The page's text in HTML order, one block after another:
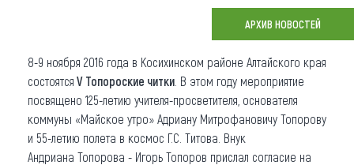
О регионе
Коллекция впечатлений
Другие рубрики
АРХИВ НОВОСТЕЙ
8-9 ноября 2016 года в Косихинском районе Алтайского края
состоятся V Топороские читки . В этом году мероприятие
посвящено 125-летию учителя-просветителя, основателя
коммуны «Майское утро» Адриану Митрофановичу Топорову
и 55-летию полета в космос Г.С. Титова. Внук
Андриана Топорова - Игорь Топоров прислал согласие на